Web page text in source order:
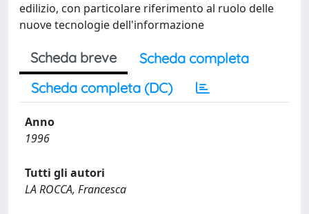
edilizio, con particolare riferimento al ruolo delle
nuove tecnologie dell'informazione
Scheda breve
Scheda completa
Scheda completa (DC)
Anno
1996
Tutti gli autori
LA ROCCA, Francesca